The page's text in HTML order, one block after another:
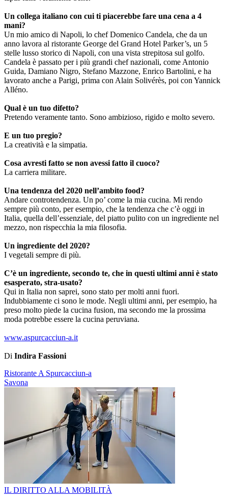
Un collega italiano con cui ti piacerebbe fare una cena a 4
mani?
Un mio amico di Napoli, lo chef Domenico Candela, che da un
anno lavora al ristorante George del Grand Hotel Parker’s, un 5
stelle lusso storico di Napoli, con una vista strepitosa sul golfo.
Candela è passato per i più grandi chef nazionali, come Antonio
Guida, Damiano Nigro, Stefano Mazzone, Enrico Bartolini, e ha
lavorato anche a Parigi, prima con Alain Solivérès, poi con Yannick
Alléno.
Qual è un tuo difetto?
Pretendo veramente tanto. Sono ambizioso, rigido e molto severo.
E un tuo pregio?
La creatività e la simpatia.
Cosa avresti fatto se non avessi fatto il cuoco?
La carriera militare.
Una tendenza del 2020 nell’ambito food?
Andare controtendenza. Un po’ come la mia cucina. Mi rendo
sempre più conto, per esempio, che la tendenza che c’è oggi in
Italia, quella dell’essenziale, del piatto pulito con un ingrediente nel
mezzo, non rispecchia la mia filosofia.
Un ingrediente del 2020?
I vegetali sempre di più.
C’è un ingrediente, secondo te, che in questi ultimi anni è stato
esasperato, stra-usato?
Qui in Italia non saprei, sono stato per molti anni fuori.
Indubbiamente ci sono le mode. Negli ultimi anni, per esempio, ha
preso molto piede la cucina fusion, ma secondo me la prossima
moda potrebbe essere la cucina peruviana.
www.aspurcacciun-a.it
Di Indira Fassioni
Ristorante A Spurcacciun-a
Savona
IL DIRITTO ALLA MOBILITÀ